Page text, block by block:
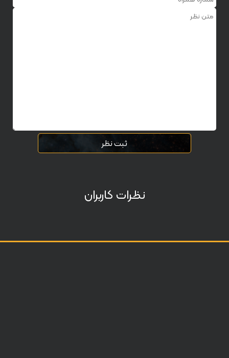
ثبت نظر
نظرات کاربران